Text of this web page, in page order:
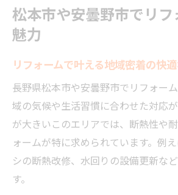
リフォームと新築のメリッ
活用術
新築かリフォームか迷った時の
リフォーム選択時の費用と
較
リフォームの判断ポイント
え方
松本市や安曇野市でリ
魅力
リフォームで叶える地域密着の快
長野県松本市や安曇野市でリフォー
域の気候や生活習慣に合わせた対応
が大きいこのエリアでは、断熱性や
ォームが特に求められています。例
シの断熱改修、水回りの設備更新な
す。